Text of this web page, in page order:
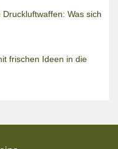
Was sich
frischen Ideen in die